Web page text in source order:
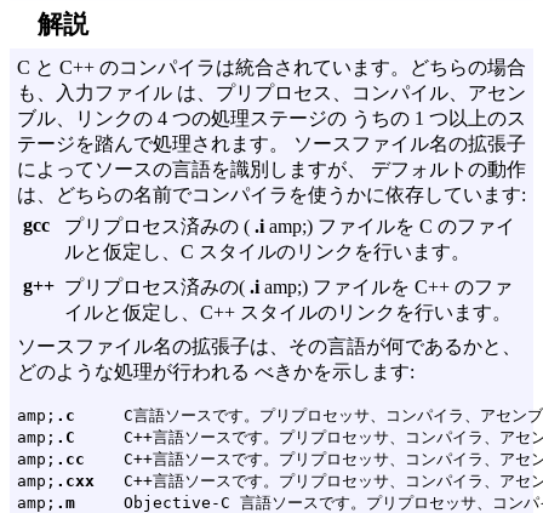
解説
C と C++ のコンパイラは統合されています。どちらの場合
も、入力ファイル は、プリプロセス、コンパイル、アセン
ブル、リンクの 4 つの処理ステージの うちの 1 つ以上のス
テージを踏んで処理されます。 ソースファイル名の拡張子
によってソースの言語を識別しますが、 デフォルトの動作
は、どちらの名前でコンパイラを使うかに依存しています:
gcc
プリプロセス済みの ( .i amp;) ファイルを C のファイ
ルと仮定し、C スタイルのリンクを行います。
g++ プリプロセス済みの( .i amp;) ファイルを C++ のファ
イルと仮定し、C++ スタイルのリンクを行います。
ソースファイル名の拡張子は、その言語が何であるかと、
どのような処理が行われる べきかを示します:
amp; .c
C言語ソースです。プリプロセッサ、コンパイラ、アセン
amp; .C
C++言語ソースです。プリプロセッサ、コンパイラ、アセ
amp; .cc
C++言語ソースです。プリプロセッサ、コンパイラ、アセ
amp; .cxx
C++言語ソースです。プリプロセッサ、コンパイラ、アセ
amp; .m
Objective-C 言語ソースです。プリプロセッサ、コンパ